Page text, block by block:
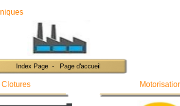
Clotures
Index Page - Page d'accueil